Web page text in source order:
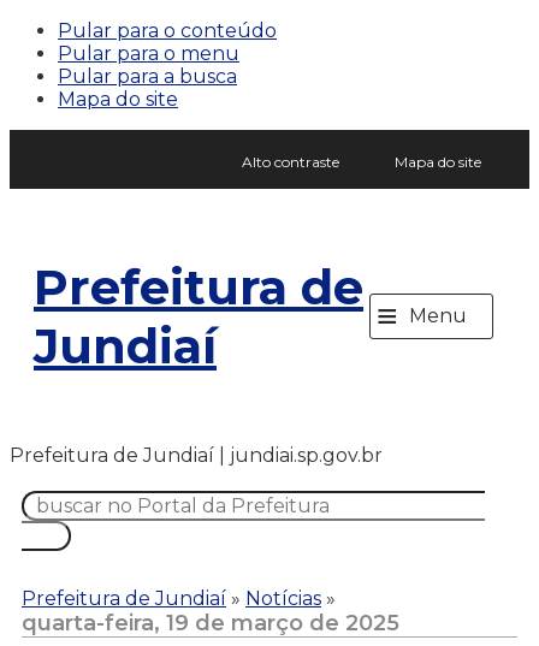
Pular para o conteúdo
Pular para o menu
Pular para a busca
Mapa do site
Alto contraste Mapa do site
Prefeitura de
Jundiaí
≡ Menu
Prefeitura de Jundiaí | jundiai.sp.gov.br
Prefeitura de Jundiaí » Notícias »
quarta-feira, 19 de março de 2025